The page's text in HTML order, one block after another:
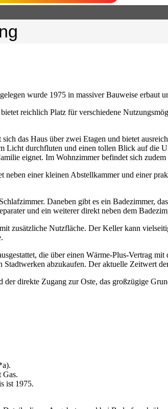
wurde 1975 in massiver Bauweise
reichlich Platz für verschiedene
das Haus über zwei Etagen und bietet
Licht durchfluten und einen tollen Blick auf die
eignet. Im Wohnzimmer befindet sich
einer kleinen Abstellkammer und einer
Daneben gibt es ein Badezimmer,
und ein weiterer direkt neben dem
zusätzliche Nutzfläche. Der Keller kann
die über einen Wärme-Plus-Vertrag
abzukaufen. Der aktuelle Zeitwert
direkte Zugang zur Oste, das großzügige
Gas.
ist 1975.